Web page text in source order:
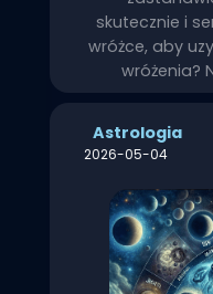
skutecznie i
wróżce, aby
wróżenia?
Astrologia
2026-05-04